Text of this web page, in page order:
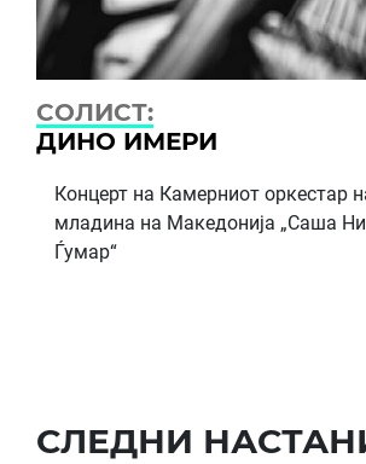
СОЛИСТ:
ДИНО ИМЕРИ
Концерт на Камерниот оркестар
младина на Македонија „Саша
Ѓумар“
СЛЕДНИ